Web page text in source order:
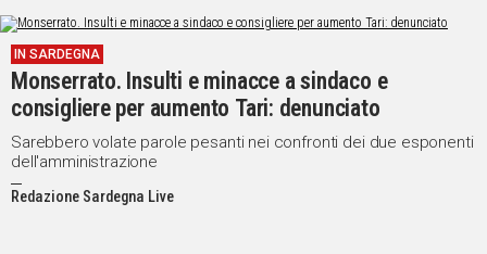
IN SARDEGNA
Monserrato. Insulti e minacce a sindaco e
consigliere per aumento Tari: denunciato
Sarebbero volate parole pesanti nei confronti dei due esponenti
dell'amministrazione
Redazione Sardegna Live